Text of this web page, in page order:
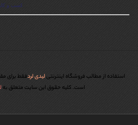
استفاده از مطالب فروشگاه اینترنتیلیدی لردفقط برای
است. کليه حقوق اين سايت متعلق به